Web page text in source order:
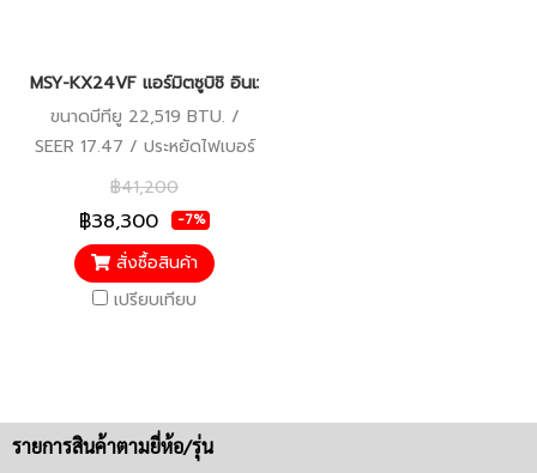
MSY-KX24VF แอร์มิตซูบิชิ อินเวอร์เตอร์ น้ำยา R-32 (MITSUBISHI
ขนาดบีทียู 22,519 BTU. /
SEER 17.47 / ประหยัดไฟเบอร์
5 / รับประกันคอมเพรสเซอร์ 5
ปี / แผงคอยล์เย็นและแผง
คอยล์ร้อน 3 ปี / อะไหล่อื่นๆ 1
ปี / ราคารวมติดตั้งแล้ว*
฿41,200
฿38,300 -7%
สั่งซื้อสินค้า
เปรียบเทียบ
รายการสินค้าตามยี่ห้อ/รุ่น